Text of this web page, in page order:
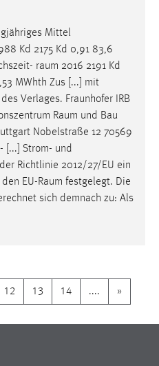
Mittel
Kd 2175 Kd 0,91 83,6
raum 2016 2191 Kd
MWhth Zus [...] mit
Verlages. Fraunhofer IRB
Raum und Bau
Nobelstraße 12 70569
[...] Strom- und
Richtlinie 2012/27/EU ein
EU-Raum festgelegt. Die
sich demnach zu: Als
12 13 14 .... »